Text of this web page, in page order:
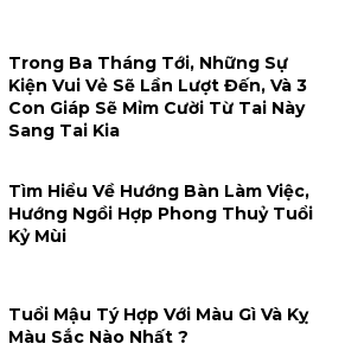
Trong Ba Tháng Tới, Những Sự
Kiện Vui Vẻ Sẽ Lần Lượt Đến, Và 3
Con Giáp Sẽ Mỉm Cười Từ Tai Này
Sang Tai Kia
Tìm Hiểu Về Hướng Bàn Làm Việc,
Hướng Ngồi Hợp Phong Thuỷ Tuổi
Kỷ Mùi
Tuổi Mậu Tý Hợp Với Màu Gì Và Kỵ
Màu Sắc Nào Nhất ?